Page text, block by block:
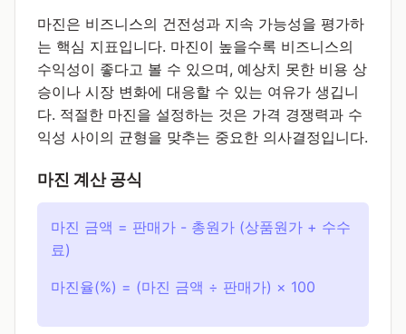
마진은 비즈니스의 건전성과 지속 가능성을 평가하
는 핵심 지표입니다. 마진이 높을수록 비즈니스의
수익성이 좋다고 볼 수 있으며, 예상치 못한 비용 상
승이나 시장 변화에 대응할 수 있는 여유가 생깁니
다. 적절한 마진을 설정하는 것은 가격 경쟁력과 수
익성 사이의 균형을 맞추는 중요한 의사결정입니다.
마진 계산 공식
마진 금액 = 판매가 - 총원가 (상품원가 + 수수
료)
마진율(%) = (마진 금액 ÷ 판매가) × 100